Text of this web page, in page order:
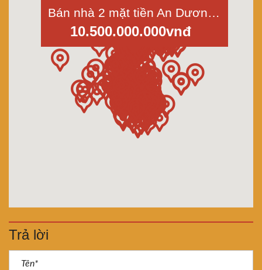
10.500.000.000vnđ
Trả lời